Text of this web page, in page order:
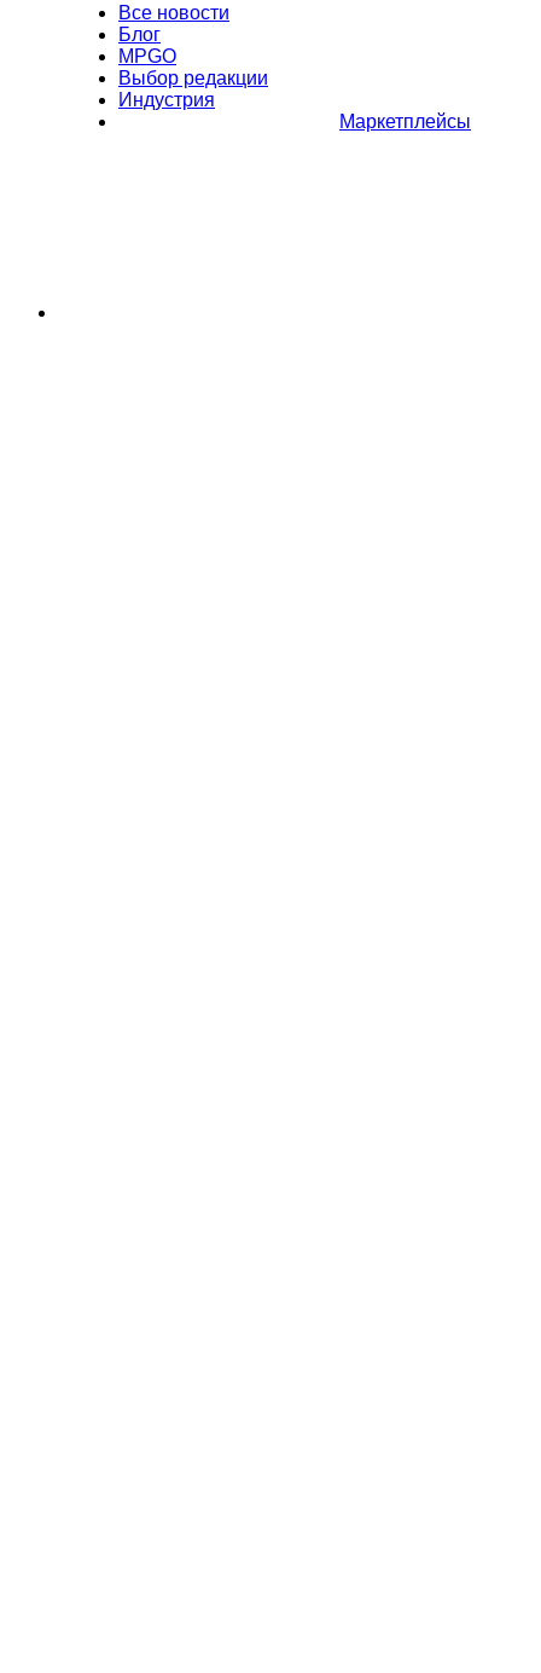
Все новости
Блог
MPGO
Выбор редакции
Индустрия
Маркетплейсы